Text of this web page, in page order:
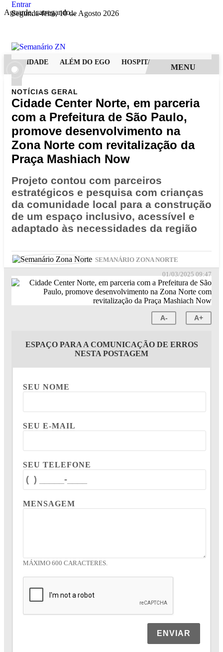
Aguarde, carregando...
Entrar
Segunda-feira, 10 de Agosto 2026
ALÉM DO EGO HOSPITAL SAMARITANO
MENU
NOTÍCIAS GERAL
Cidade Center Norte, em parceria
com a Prefeitura de São Paulo,
promove desenvolvimento na
Zona Norte com revitalização da
Praça Mashiach Now
Projeto contou com parceiros
estratégicos e pesquisa com crianças
da comunidade local para a construção
de um espaço inclusivo, acessível e
adaptado às necessidades da região
SEMANÁRIO ZONA NORTE
01/03/2025 09:47
A- A+
ESPAÇO PARA A COMUNICAÇÃO DE ERROS
NESTA POSTAGEM
SEU NOME
SEU E-MAIL
SEU TELEFONE
MENSAGEM
MÁXIMO 600 CARACTERES.
ENVIAR